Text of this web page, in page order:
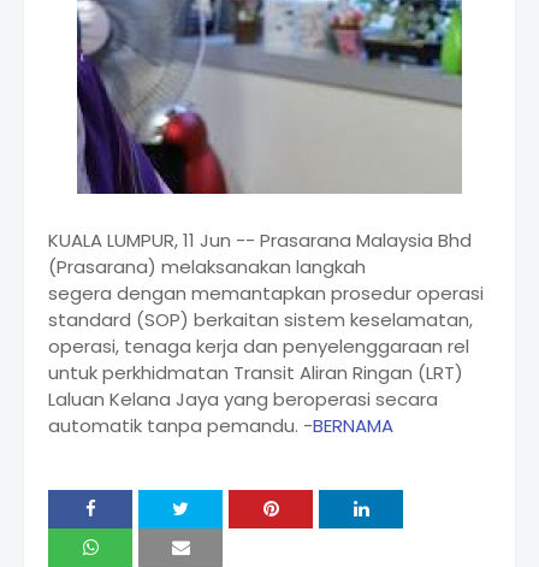
KUALA LUMPUR, 11 Jun -- Prasarana Malaysia Bhd
(Prasarana) melaksanakan langkah
segera dengan memantapkan prosedur operasi
standard (SOP) berkaitan sistem keselamatan,
operasi, tenaga kerja dan penyelenggaraan rel
untuk perkhidmatan Transit Aliran Ringan (LRT)
Laluan Kelana Jaya yang beroperasi secara
automatik tanpa pemandu. -BERNAMA